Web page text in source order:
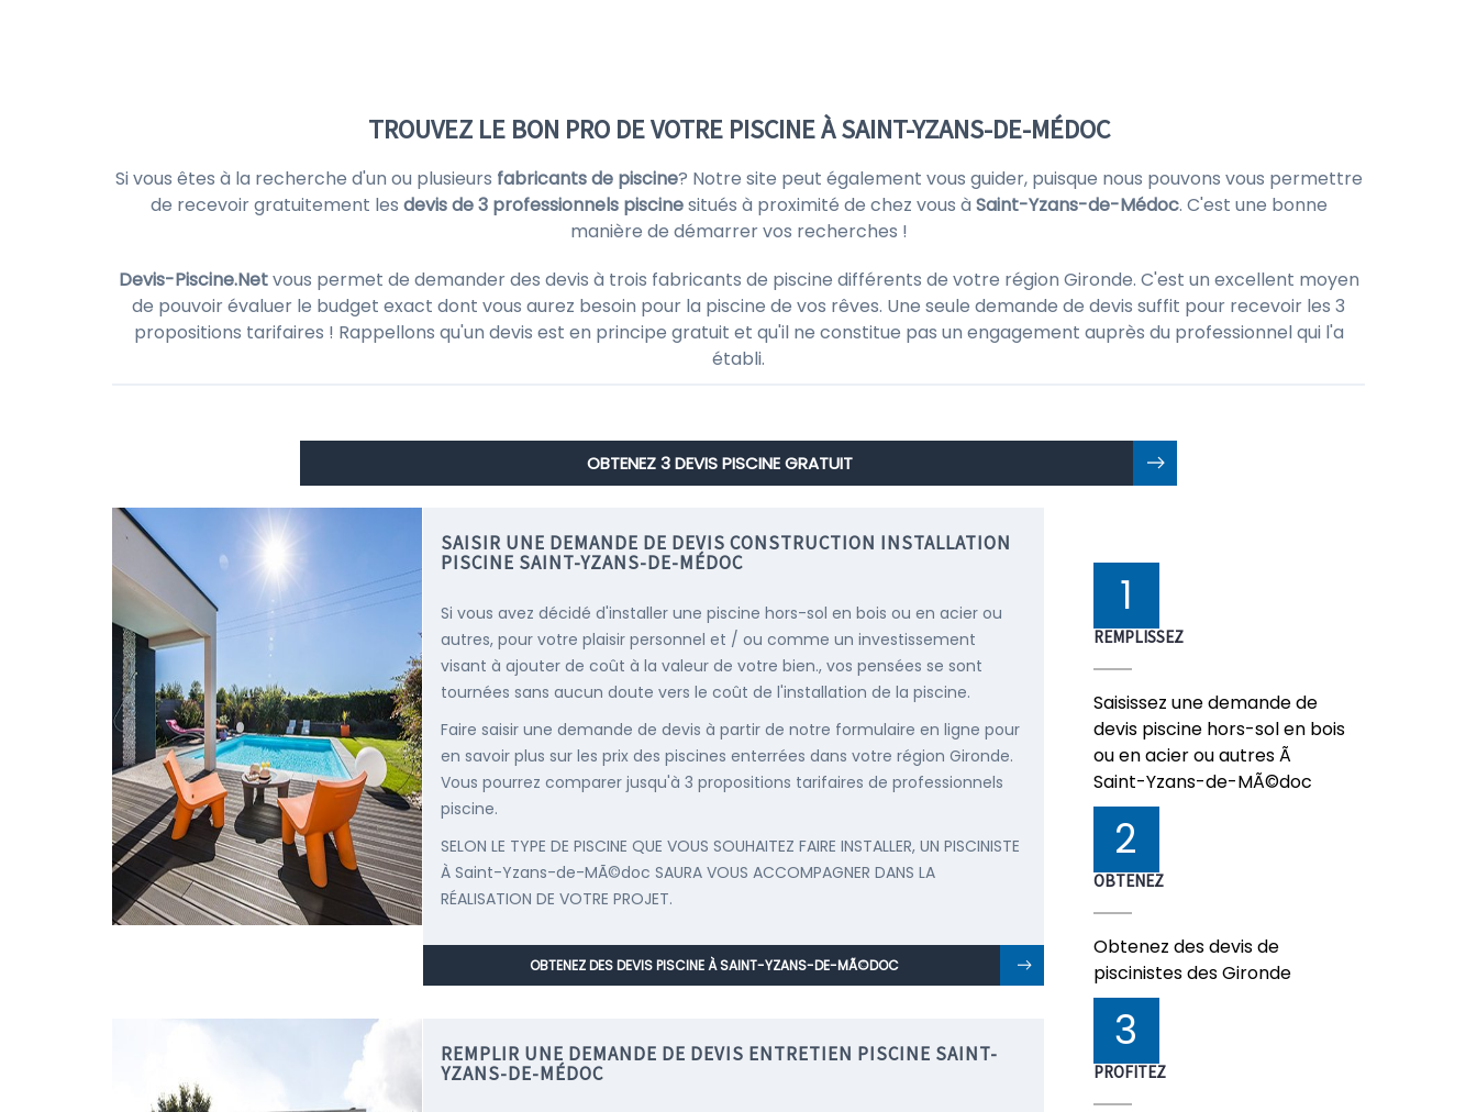
TROUVEZ LE BON PRO DE VOTRE PISCINE À SAINT-YZANS-DE-MÉDOC
Si vous êtes à la recherche d'un ou plusieurs fabricants de piscine? Notre site peut également vous guider, puisque nous pouvons vous permettre
de recevoir gratuitement les devis de 3 professionnels piscinesitués à proximité de chez vous à Saint-Yzans-de-Médoc. C'est une bonne
manière de démarrer vos recherches !
Devis-Piscine.Netvous permet de demander des devis à trois fabricants de piscine différents de votre région Gironde. C'est un excellent moyen
de pouvoir évaluer le budget exact dont vous aurez besoin pour la piscine de vos rêves. Une seule demande de devis suffit pour recevoir les 3
propositions tarifaires ! Rappellons qu'un devis est en principe gratuit et qu'il ne constitue pas un engagement auprès du professionnel qui l'a
établi.
OBTENEZ 3 DEVIS PISCINE GRATUIT
SAISIR UNE DEMANDE DE DEVIS CONSTRUCTION INSTALLATION
PISCINE SAINT-YZANS-DE-MÉDOC
Si vous avez décidé d'installer une piscine hors-sol en bois ou en acier ou
autres, pour votre plaisir personnel et / ou comme un investissement
visant à ajouter de coût à la valeur de votre bien., vos pensées se sont
tournées sans aucun doute vers le coût de l'installation de la piscine.
Faire saisir une demande de devis à partir de notre formulaire en ligne pour
en savoir plus sur les prix des piscines enterrées dans votre région Gironde.
Vous pourrez comparer jusqu'à 3 propositions tarifaires de professionnels
piscine.
SELON LE TYPE DE PISCINE QUE VOUS SOUHAITEZ FAIRE INSTALLER, UN PISCINISTE
À Saint-Yzans-de-MÃ©doc SAURA VOUS ACCOMPAGNER DANS LA
RÉALISATION DE VOTRE PROJET.
OBTENEZ DES DEVIS PISCINE À SAINT-YZANS-DE-MÃ©DOC
REMPLIR UNE DEMANDE DE DEVIS ENTRETIEN PISCINE SAINT-
YZANS-DE-MÉDOC
1
REMPLISSEZ
Saisissez une demande de
devis piscine hors-sol en bois
ou en acier ou autres Ã
Saint-Yzans-de-MÃ©doc
2
OBTENEZ
Obtenez des devis de
piscinistes des Gironde
3
PROFITEZ